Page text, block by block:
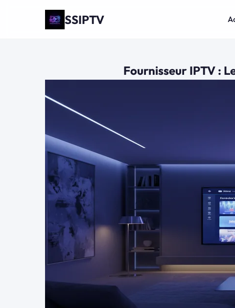
SSIPTV
Fournisseur IPTV :